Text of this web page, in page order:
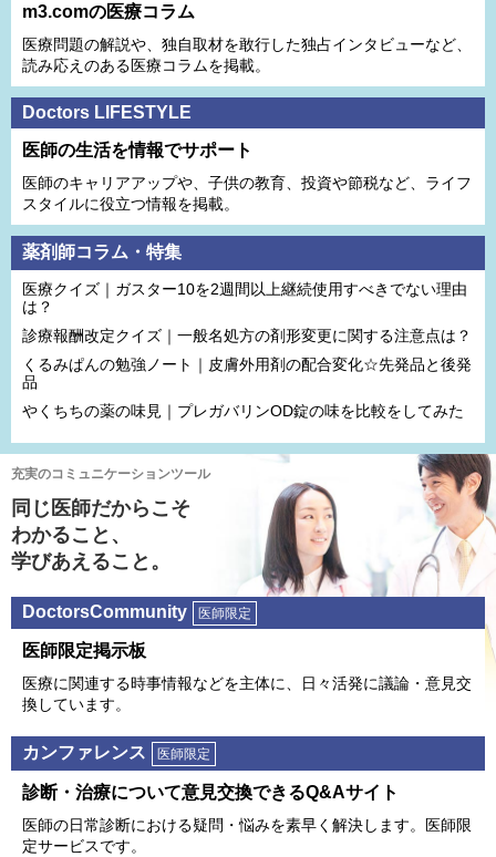
m3.comの医療コラム
医療問題の解説や、独⾃取材を敢⾏した独占インタビューなど、
読み応えのある医療コラムを掲載。
Doctors LIFESTYLE
医師の生活を情報でサポート
医師のキャリアアップや、子供の教育、投資や節税など、ライフ
スタイルに役立つ情報を掲載。
薬剤師コラム・特集
医療クイズ｜ガスター10を2週間以上継続使用すべきでない理由
は？
診療報酬改定クイズ｜一般名処方の剤形変更に関する注意点は？
くるみぱんの勉強ノート｜皮膚外用剤の配合変化☆先発品と後発
品
やくちちの薬の味見｜プレガバリンOD錠の味を比較をしてみた
充実のコミュニケーションツール
同じ医師だからこそ
わかること、
学びあえること。
DoctorsCommunity 医師限定
医師限定掲⽰板
医療に関連する時事情報などを主体に、⽇々活発に議論・意⾒交
換しています。
カンファレンス 医師限定
診断・治療について意⾒交換できるQ&Aサイト
医師の⽇常診断における疑問・悩みを素早く解決します。医師限
定サービスです。